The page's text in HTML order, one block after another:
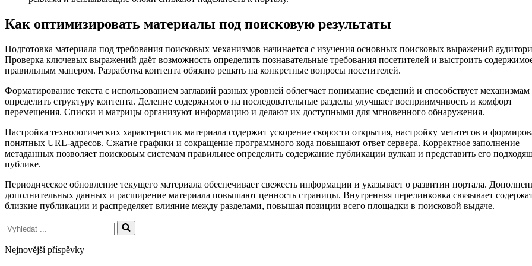
Как оптимизировать материалы под поисковую результаты
Подготовка материала под требования поисковых механизмов начинается с изучения основных поисковых выражений
Проверка ключевых выражений даёт возможность определить познавательные требования посетителей и выстроить
правильным манером. Разработка контента обязано решать на конкретные вопросы посетителей.
Форматирование текста с использованием заглавий разных уровней облегчает понимание сведений и способствует механизмам
определить структуру контента. Деление содержимого на последовательные разделы улучшает восприимчивость и комфорт
перемещения. Списки и матрицы организуют информацию и делают их доступными для мгновенного обнаружения.
Настройка технологических характеристик материала содержит ускорение скорости открытия, настройку метатегов и
понятных URL-адресов. Сжатие графики и сокращение программного кода повышают ответ сервера. Корректное заполнение
метаданных позволяет поисковым системам правильнее определить содержание публикации вулкан и представить его
публике.
Периодическое обновление текущего материала обеспечивает свежесть информации и указывает о развитии портала.
дополнительных данных и расширение материала повышают ценность страницы. Внутренняя перелинковка связывает
близкие публикации и распределяет влияние между разделами, повышая позиции всего площадки в поисковой выдаче.
Vyhledat
...
Nejnovější příspěvky